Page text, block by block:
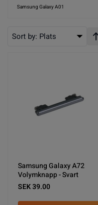
Samsung Galaxy A01
Sort by: Plats
Samsung Galaxy A72
Volymknapp - Svart
SEK 39.00